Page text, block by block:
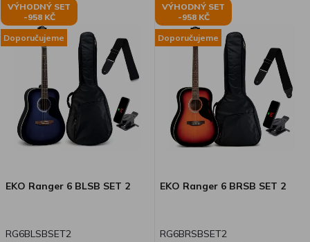
VÝHODNÝ SET
-958 KČ
Doporučujeme
EKO Ranger 6 BLSB SET 2
RG6BLSBSET2
VÝHODNÝ SET
-958 KČ
Doporučujeme
EKO Ranger 6 BRSB SET 2
RG6BRSBSET2